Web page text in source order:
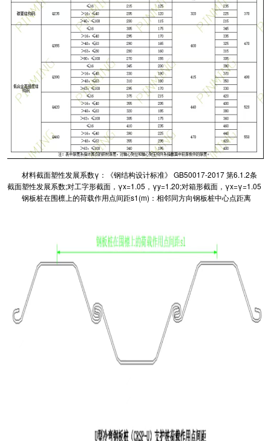
材料截面塑性发展系数γ：《钢结构设计标准》 GB50017-2017 第6.1.2条
截面塑性发展系数;对工字形截面，γx=1.05，γy=1.20;对箱形截面，γx=γ=1.05
钢板桩在围檩上的荷载作用点间距s1(m)：相邻同方向钢板桩中心点距离